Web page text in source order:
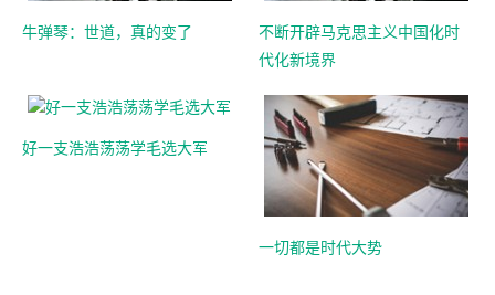
牛弹琴：世道，真的变了
不断开辟马克思主义中国化时
代化新境界
好一支浩浩荡荡学毛选大军
一切都是时代大势